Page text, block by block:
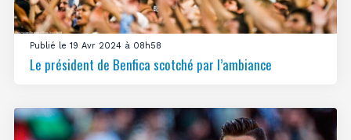
Publié le 19 Avr 2024 à 08h58
Le président de Benfica scotché par l’ambiance